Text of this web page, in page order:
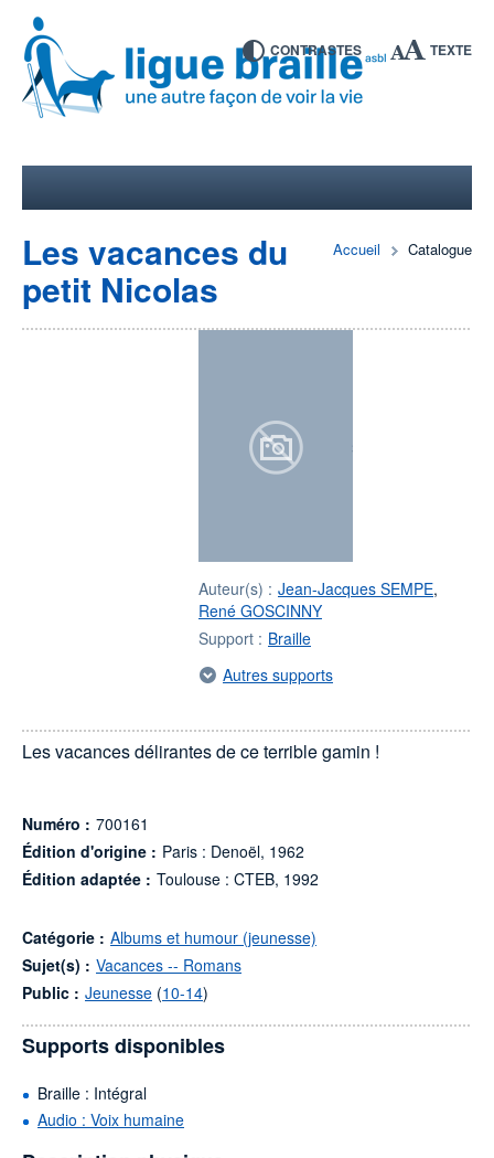
CONTRASTES TEXTE
Accueil Catalogue
Les vacances du
petit Nicolas
Auteur(s) : Jean-Jacques SEMPE,
René GOSCINNY
Support : Braille
Autres supports
Les vacances délirantes de ce terrible gamin !
Numéro : 700161
Édition d'origine : Paris : Denoël, 1962
Édition adaptée : Toulouse : CTEB, 1992
Catégorie : Albums et humour (jeunesse)
Sujet(s) : Vacances -- Romans
Public : Jeunesse (10-14)
Supports disponibles
Braille : Intégral
Audio : Voix humaine